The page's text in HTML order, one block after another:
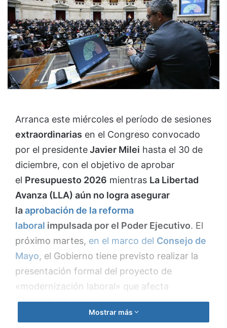
Arranca este miércoles el período de sesiones
extraordinarias en el Congreso convocado
por el presidenteJavier Milei hasta el 30 de
diciembre, con el objetivo de aprobar
el Presupuesto 2026 mientras La Libertad
Avanza (LLA) aún no logra asegurar
laaprobación de la reforma
laboral impulsada por el Poder Ejecutivo. El
próximo martes, en el marco del Consejo de
Mayo, el Gobierno tiene previsto realizar la
presentación formal del proyecto de
«modernización laboral» que afecta
desdeelcálculo de
indemnizaciones, vacaciones,
Mostrar más